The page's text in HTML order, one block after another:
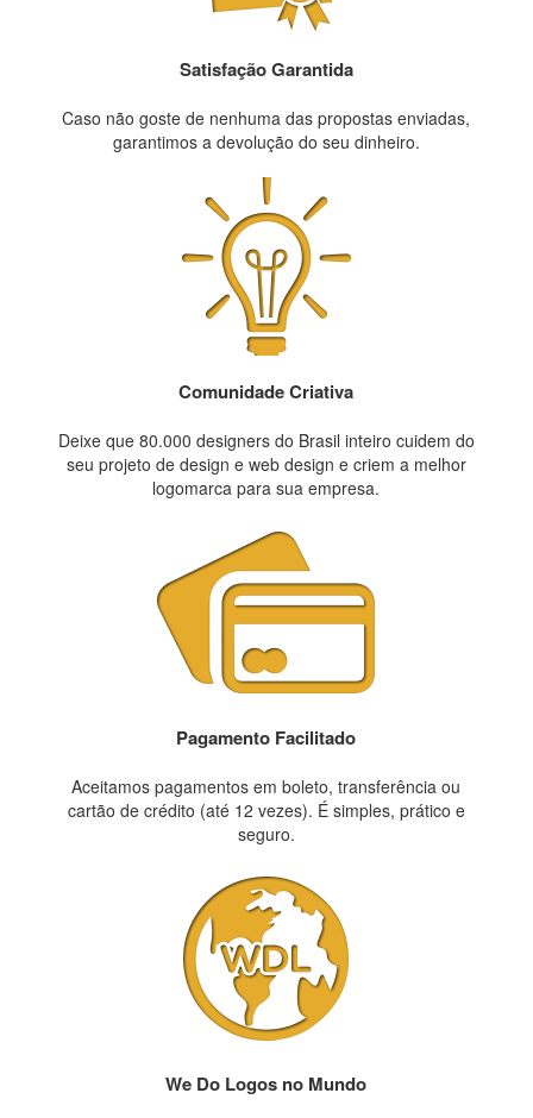
Satisfação Garantida
Caso não goste de nenhuma das propostas enviadas,
garantimos a devolução do seu dinheiro.
Comunidade Criativa
Deixe que 80.000 designers do Brasil inteiro cuidem do
seu projeto de design e web design e criem a melhor
logomarca para sua empresa.
Pagamento Facilitado
Aceitamos pagamentos em boleto, transferência ou
cartão de crédito (até 12 vezes). É simples, prático e
seguro.
We Do Logos no Mundo